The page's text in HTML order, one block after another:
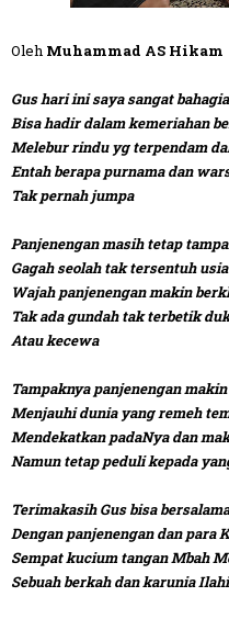
Oleh Muhammad AS Hikam
Gus hari ini saya sangat bahagia
Bisa hadir dalam kemeriahan
Melebur rindu yg terpendam
Entah berapa purnama dan
Tak pernah jumpa
Panjenengan masih tetap
Gagah seolah tak tersentuh usia
Wajah panjenengan makin
Tak ada gundah tak terbetik
Atau kecewa
Tampaknya panjenengan
Menjauhi dunia yang remeh
Mendekatkan padaNya dan
Namun tetap peduli kepada
Terimakasih Gus bisa
Dengan panjenengan dan para
Sempat kucium tangan Mbah
Sebuah berkah dan karunia